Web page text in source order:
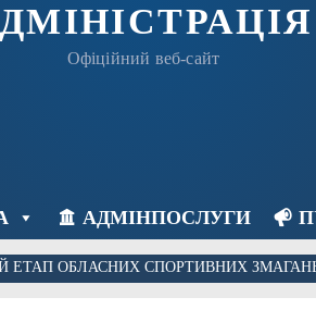
Офіційний веб-сайт
АДМІНПОСЛУГИ
ЕТАП ОБЛАСНИХ СПОРТИВНИХ